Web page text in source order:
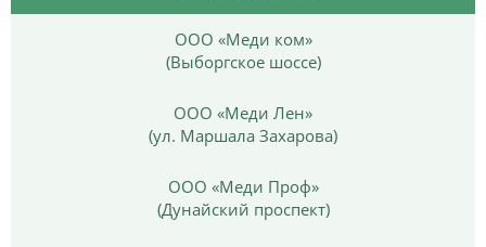
ООО «Меди ком»
(Выборгское шоссе)
ООО «Меди Лен»
(ул. Маршала Захарова)
ООО «Меди Проф»
(Дунайский проспект)